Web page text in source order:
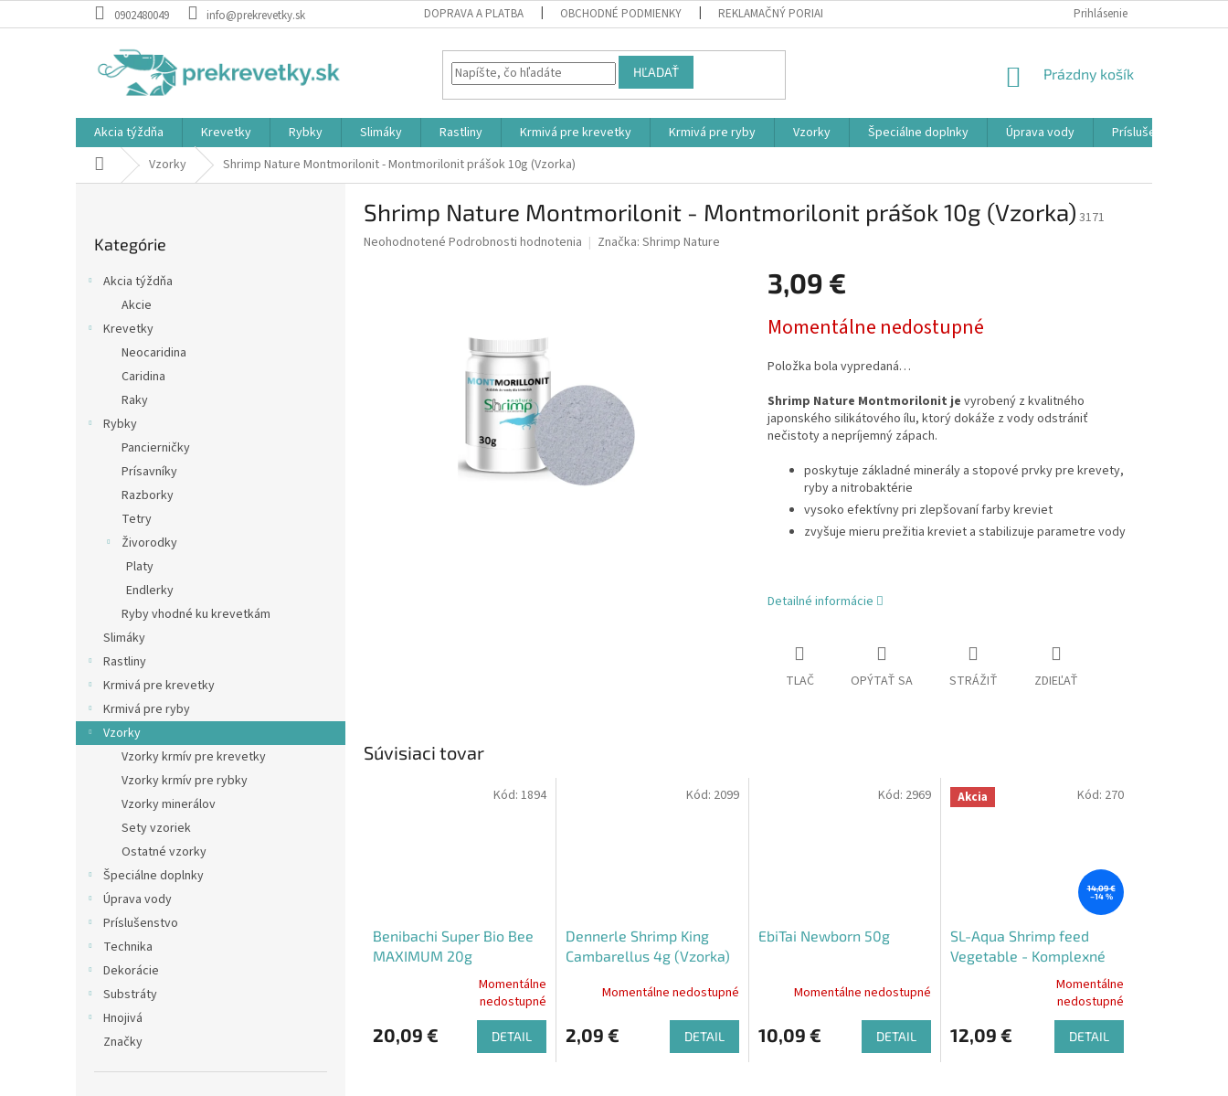
na
0902480049 info@prekrevetky.sk DOPRAVA A PLATBA OBCHODNÉ PODMIENKY REKLAMAČNÝ PORIADOK PODMIENKY OCHRANY OSOBNÝCH ÚDAJOVPrihlásenie
HĽADAŤ
NÁKUPNÝ
Prázdny košík
Akcia týždňa Krevetky Rybky Slimáky Rastliny Krmivá pre krevetky Krmivá pre ryby Vzorky Špeciálne doplnky Úprava vody Príslušenstvo
DomovVzorky Shrimp Nature Montmorilonit - Montmorilonit prášok 10g (Vzorka)
kategórie
Kategórie
Akcia týždňa
Akcie
Krevetky
Neocaridina
Caridina
Raky
Rybky
Pancierničky
Prísavníky
Razborky
Tetry
Živorodky
Platy
Endlerky
Ryby vhodné ku krevetkám
Slimáky
Rastliny
Krmivá pre krevetky
Krmivá pre ryby
Vzorky
Vzorky krmív pre krevetky
Vzorky krmív pre rybky
Vzorky minerálov
Sety vzoriek
Ostatné vzorky
Špeciálne doplnky
Úprava vody
Príslušenstvo
Technika
Dekorácie
Substráty
Hnojivá
Značky
Shrimp Nature Montmorilonit - Montmorilonit prášok 10g (Vzorka) 3171
Priemerné
Neohodnotené Podrobnosti hodnotenia Značka: Shrimp Nature
3,09 €
cena:
Momentálne nedostupné
Položka bola vypredaná…
Shrimp Nature Montmorilonit je vyrobený z kvalitného
japonského silikátového ílu, ktorý dokáže z vody odstrániť
nečistoty a nepríjemný zápach.
poskytuje základné minerály a stopové prvky pre krevety,
ryby a nitrobaktérie
vysoko efektívny pri zlepšovaní farby kreviet
zvyšuje mieru prežitia kreviet a stabilizuje parametre vody
Detailné informácie
TLAČ OPÝTAŤ SA STRÁŽIŤ ZDIEĽAŤ
Súvisiaci tovar
Benibachi Super Bio Bee
MAXIMUM 20g
produktu
je
Momentálne
nedostupné
20,09 € DETAIL
Kód: 1894
Dennerle Shrimp King
Cambarellus 4g (Vzorka)
Momentálne nedostupné
2,09 € DETAIL
Kód: 2099
EbiTai Newborn 50g
Momentálne nedostupné
10,09 € DETAIL
Kód: 2969 Akcia
14,09 €
–14 %
SL-Aqua Shrimp feed
Vegetable - Komplexné
produktu
je
Momentálne
nedostupné
12,09 € DETAIL
Kód: 270